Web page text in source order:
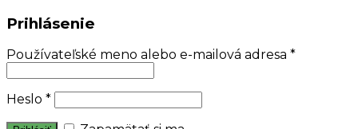
Prihlásenie
Používateľské meno alebo e-mailová adresa *
Heslo *